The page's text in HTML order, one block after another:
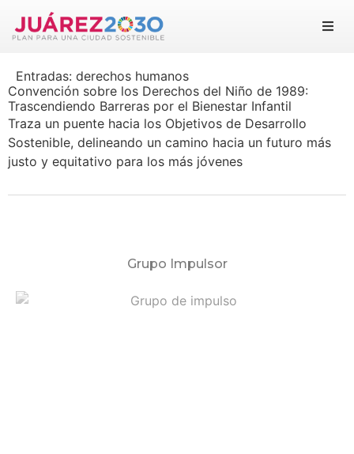
Suma tu esfuerzo
Documentos
Entradas: derechos humanos
Convención sobre los Derechos del Niño de 1989:
Trascendiendo Barreras por el Bienestar Infantil
Traza un puente hacia los Objetivos de Desarrollo
Sostenible, delineando un camino hacia un futuro más
justo y equitativo para los más jóvenes
Grupo Impulsor